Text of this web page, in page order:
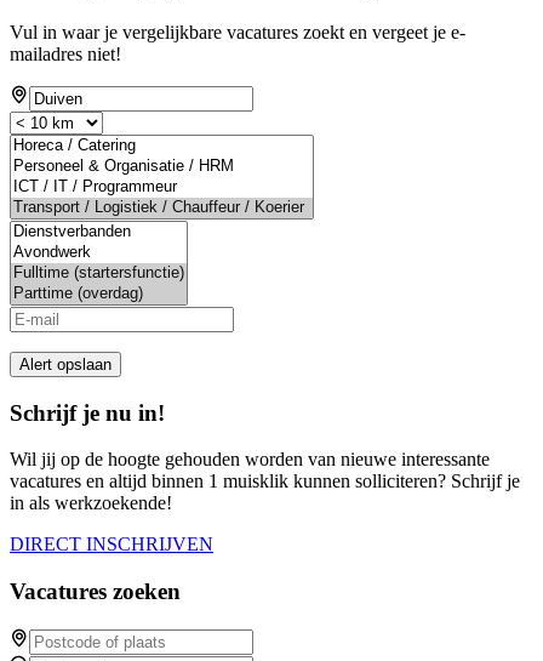
Vul in waar je vergelijkbare vacatures zoekt en vergeet je e-
mailadres niet!
If
you
are
a
human,
ignore
this
field
Alert opslaan
Schrijf je nu in!
Wil jij op de hoogte gehouden worden van nieuwe interessante
vacatures en altijd binnen 1 muisklik kunnen solliciteren? Schrijf je
in als werkzoekende!
DIRECT INSCHRIJVEN
Vacatures zoeken